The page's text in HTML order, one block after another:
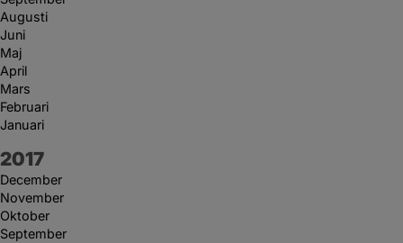
Augusti
Juni
Maj
April
Mars
Februari
Januari
År:
2017
December
November
Oktober
September